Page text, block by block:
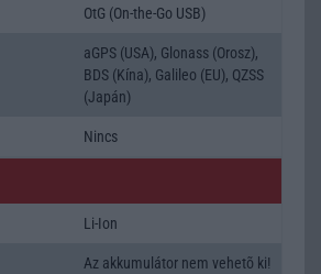
OtG (On-the-Go USB)
aGPS (USA), Glonass (Orosz),
BDS (Kína), Galileo (EU), QZSS
(Japán)
Nincs
Li-Ion
Az akkumulátor nem vehetõ ki!